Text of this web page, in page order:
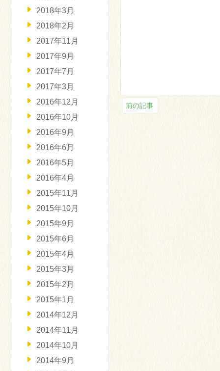
前の記事
2018年3月
2018年2月
2017年11月
2017年9月
2017年7月
2017年3月
2016年12月
2016年10月
2016年9月
2016年6月
2016年5月
2016年4月
2015年11月
2015年10月
2015年9月
2015年6月
2015年4月
2015年3月
2015年2月
2015年1月
2014年12月
2014年11月
2014年10月
2014年9月